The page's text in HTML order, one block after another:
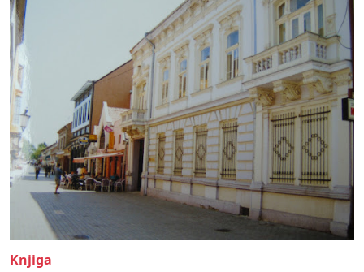
Knjiga